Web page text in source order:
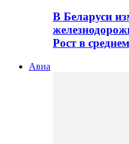
В Беларуси
Рост в
Авиа